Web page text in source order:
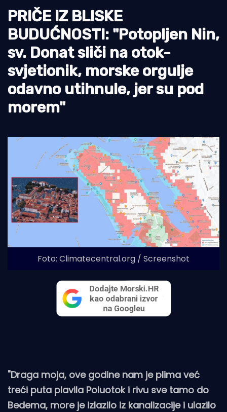
Ribolov
Ekologija
Tradicija i kultura
PRIČE IZ BLISKE
BUDUĆNOSTI: "Potopljen Nin,
sv. Donat sliči na otok-
svjetionik, morske orgulje
odavno utihnule, jer su pod
morem"
Foto: Climatecentral.org / Screenshot
"Draga moja, ove godine nam je plima već
treći puta plavila Poluotok i rivu sve tamo do
Bedema, more je izlazilo iz kanalizacije i ulazilo